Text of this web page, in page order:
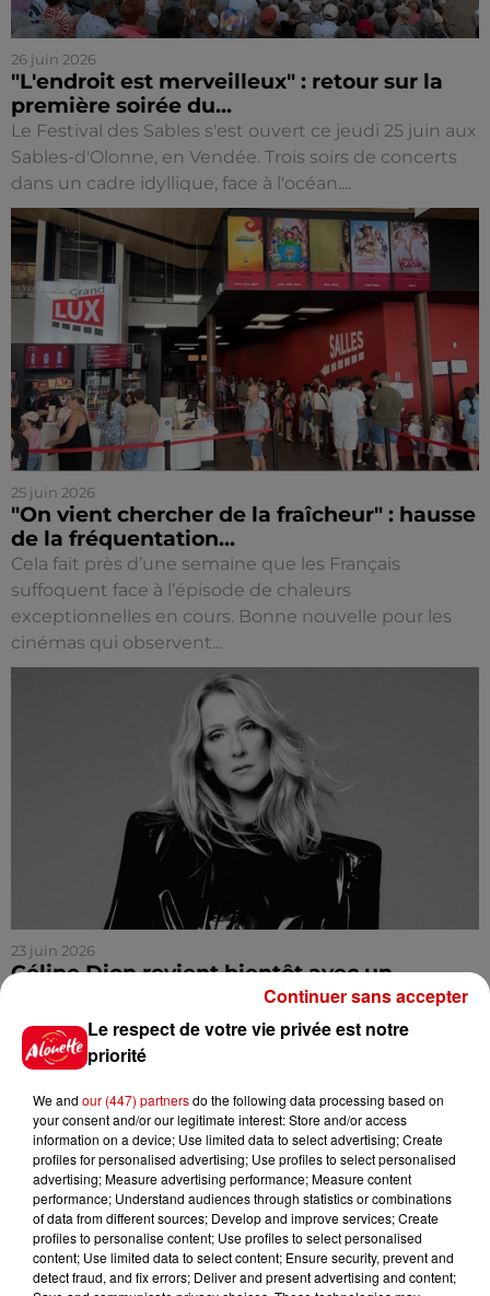
26 juin 2026
"L'endroit est merveilleux" : retour sur la
première soirée du...
Le Festival des Sables s'est ouvert ce jeudi 25 juin aux
Sables-d'Olonne, en Vendée. Trois soirs de concerts
dans un cadre idyllique, face à l'océan....
25 juin 2026
"On vient chercher de la fraîcheur" : hausse
de la fréquentation...
Cela fait près d’une semaine que les Français
suffoquent face à l’épisode de chaleurs
exceptionnelles en cours. Bonne nouvelle pour les
cinémas qui observent...
23 juin 2026
Céline Dion revient bientôt avec un
nouveau titre : "Bonjour,...
"Bonjour, pardon, merci", c'est le nom de la prochaine
chanson de Céline Dion co-produite par Ycare et
Renaud Rebillaud. Cette ballade sortira le 3 juillet...
Le respect de votre vie privée est notre
priorité
We and our (447) partnersdo the following data processing based on
your consent and/or our legitimate interest: Store and/or access
information on a device; Use limited data to select advertising; Create
profiles for personalised advertising; Use profiles to select personalised
advertising; Measure advertising performance; Measure content
performance; Understand audiences through statistics or combinations
of data from different sources; Develop and improve services; Create
profiles to personalise content; Use profiles to select personalised
content; Use limited data to select content; Ensure security, prevent and
detect fraud, and fix errors; Deliver and present advertising and content;
Continuer sans accepter